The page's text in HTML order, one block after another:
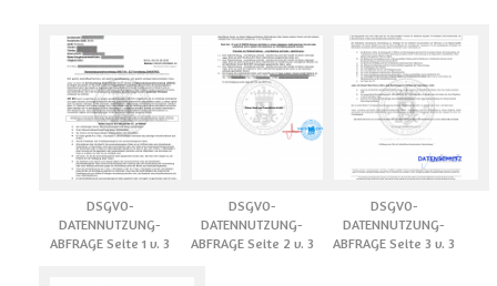
DSGVO-
DATENNUTZUNG-
ABFRAGE Seite 1 v. 3
DSGVO-
DATENNUTZUNG-
ABFRAGE Seite 2 v. 3
DSGVO-
DATENNUTZUNG-
ABFRAGE Seite 3 v. 3